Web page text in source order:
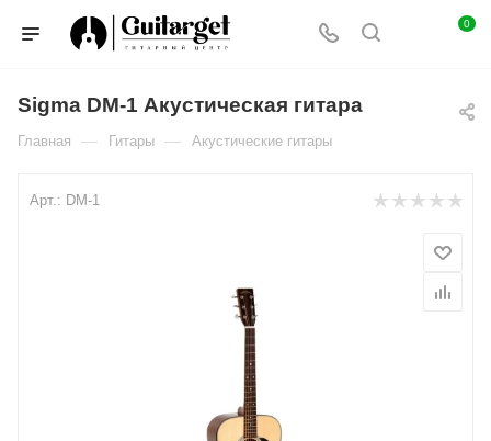
0
Sigma DM-1 Акустическая гитара
Главная — Гитары — Акустические гитары
Арт.: DM-1